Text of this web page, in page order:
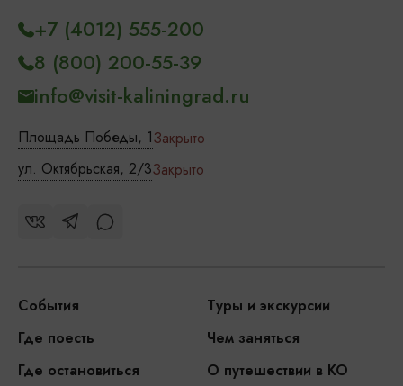
Площадь Победы, 1Закрыто
ул. Октябрьская, 2/3Закрыто
+7 (4012) 555-200
8 (800) 200-55-39
info@visit-kaliningrad.ru
События
Туры и экскурсии
Где поесть
Чем заняться
Где остановиться
О путешествии в КО